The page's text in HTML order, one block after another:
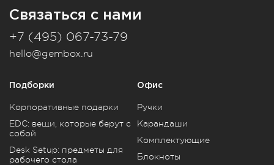
Связаться с нами
+7 (495) 067-73-79
hello@gembox.ru
Подборки
Корпоративные подарки
EDC: вещи, которые берут с
собой
Desk Setup: предметы для
рабочего стола
Офис
Ручки
Карандаши
Комплектующие
Блокноты